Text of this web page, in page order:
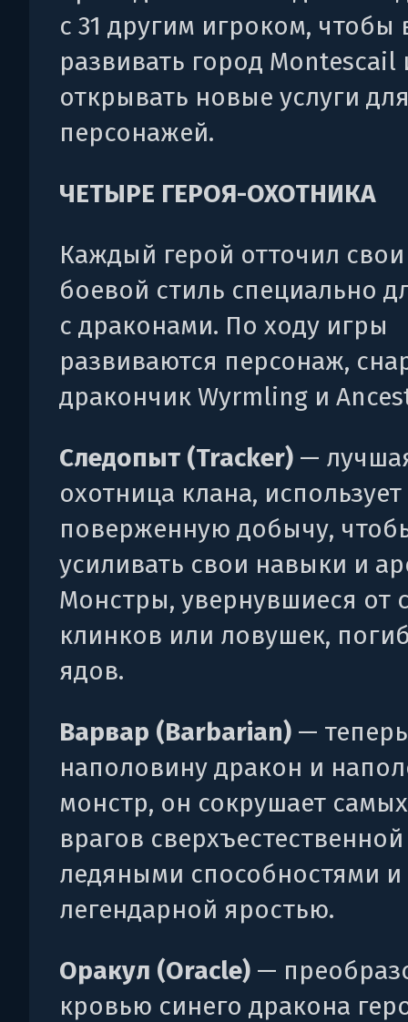
с 31 другим игроком, чтобы
развивать город Montescail
открывать новые услуги
персонажей.
ЧЕТЫРЕ ГЕРОЯ-ОХОТНИКА
Каждый герой отточил
боевой стиль специально
с драконами. По ходу игры
развиваются персонаж,
дракончик Wyrmling и
Следопыт (Tracker) —
охотница клана, использует
поверженную добычу,
усиливать свои навыки и
Монстры, увернувшиеся от
клинков или ловушек,
ядов.
Варвар (Barbarian) — теперь
наполовину дракон и
монстр, он сокрушает
врагов
ледяными способностями и
легендарной яростью.
Оракул (Oracle) —
кровью синего дракона